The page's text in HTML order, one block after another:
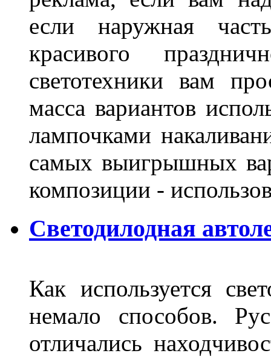
если наружная
красивого
светотехники вам
масса вариантов
лампочками
самых выигрышных
композиции -
Светодилодная
Как используется
немало способов.
отличались